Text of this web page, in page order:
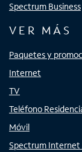
Spectrum Business
VER MÁS
Paquetes y
Internet
TV
Teléfono
Móvil
Spectrum Internet